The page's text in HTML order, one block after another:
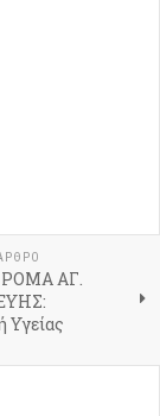
ΑΓ.
Υγείας